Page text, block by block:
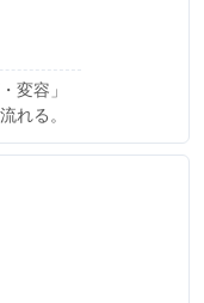
変容」
れる。